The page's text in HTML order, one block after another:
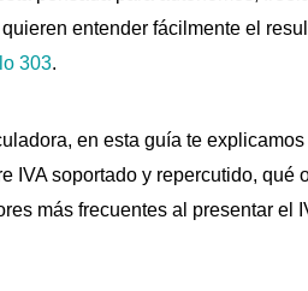
entender fácilmente el
303.
en esta guía te explicamos
IVA soportado y repercutido, qué
más frecuentes al presentar el